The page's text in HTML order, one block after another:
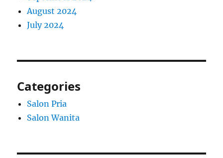
August 2024
July 2024
Categories
Salon Pria
Salon Wanita